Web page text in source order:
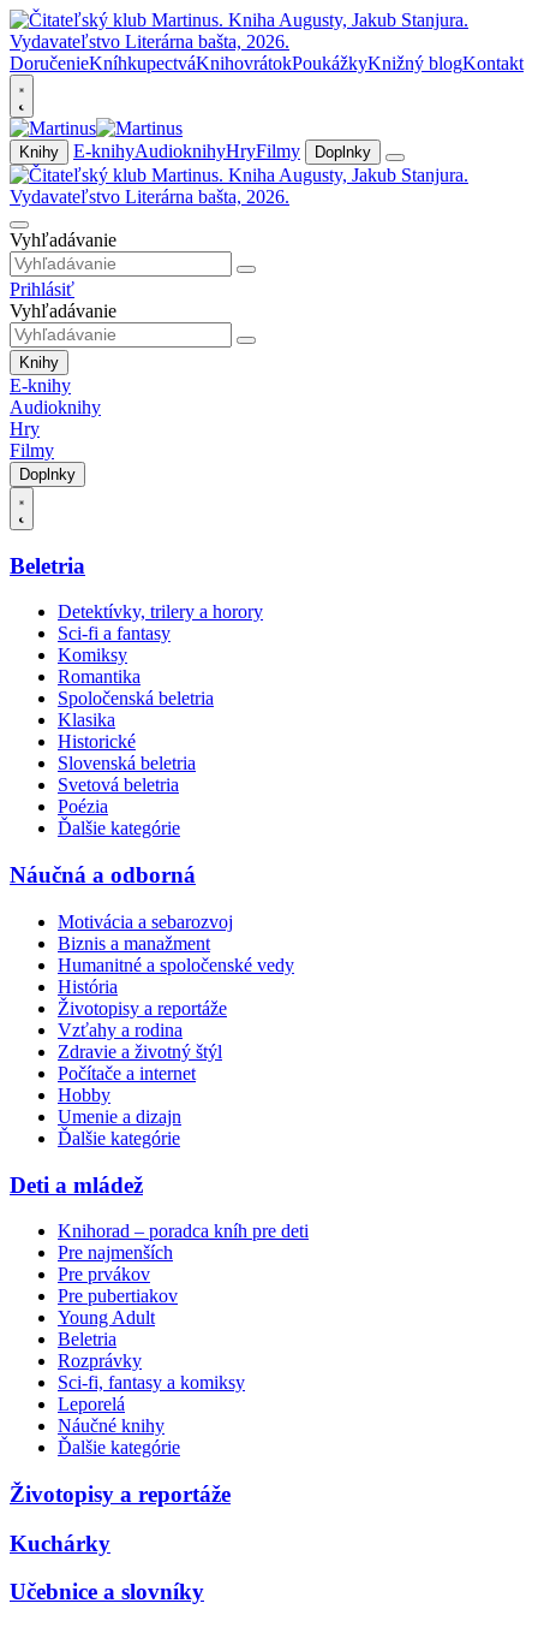
DoručenieKníhkupectváKnihovrátokPoukážkyKnižný blogKontakt
Knihy E-knihyAudioknihyHryFilmy Doplnky
Vyhľadávanie
Prihlásiť
Vyhľadávanie
Knihy
E-knihy
Audioknihy
Hry
Filmy
Doplnky
Beletria
Detektívky, trilery a horory
Sci-fi a fantasy
Komiksy
Romantika
Spoločenská beletria
Klasika
Historické
Slovenská beletria
Svetová beletria
Poézia
Ďalšie kategórie
Náučná a odborná
Motivácia a sebarozvoj
Biznis a manažment
Humanitné a spoločenské vedy
História
Životopisy a reportáže
Vzťahy a rodina
Zdravie a životný štýl
Počítače a internet
Hobby
Umenie a dizajn
Ďalšie kategórie
Deti a mládež
Knihorad – poradca kníh pre deti
Pre najmenších
Pre prvákov
Pre pubertiakov
Young Adult
Beletria
Rozprávky
Sci-fi, fantasy a komiksy
Leporelá
Náučné knihy
Ďalšie kategórie
Životopisy a reportáže
Kuchárky
Učebnice a slovníky